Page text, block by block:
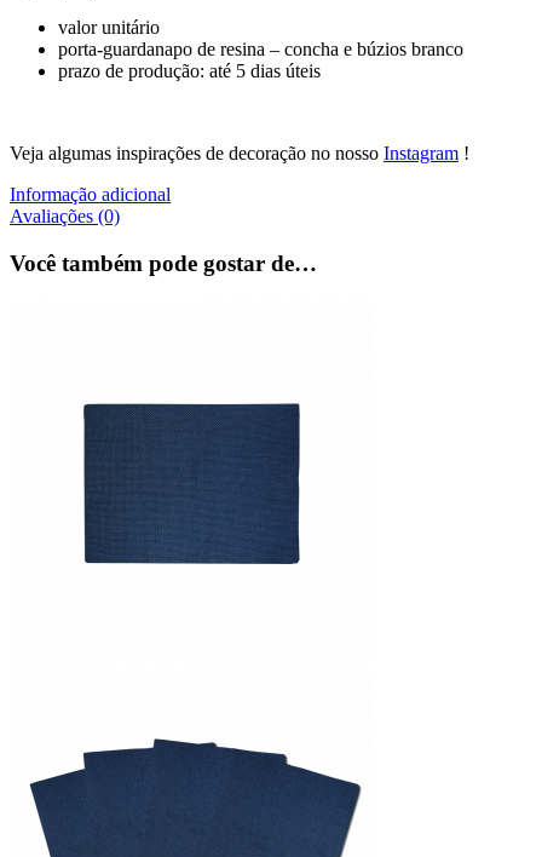
valor unitário
porta-guardanapo de resina – concha e búzios branco
prazo de produção: até 5 dias úteis
Veja algumas inspirações de decoração no nosso Instagram !
Informação adicional
Avaliações (0)
Você também pode gostar de…